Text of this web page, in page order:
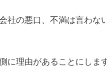
社の悪口、不満は言わな
に理由があることにします